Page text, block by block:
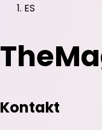
ES
Kontakt